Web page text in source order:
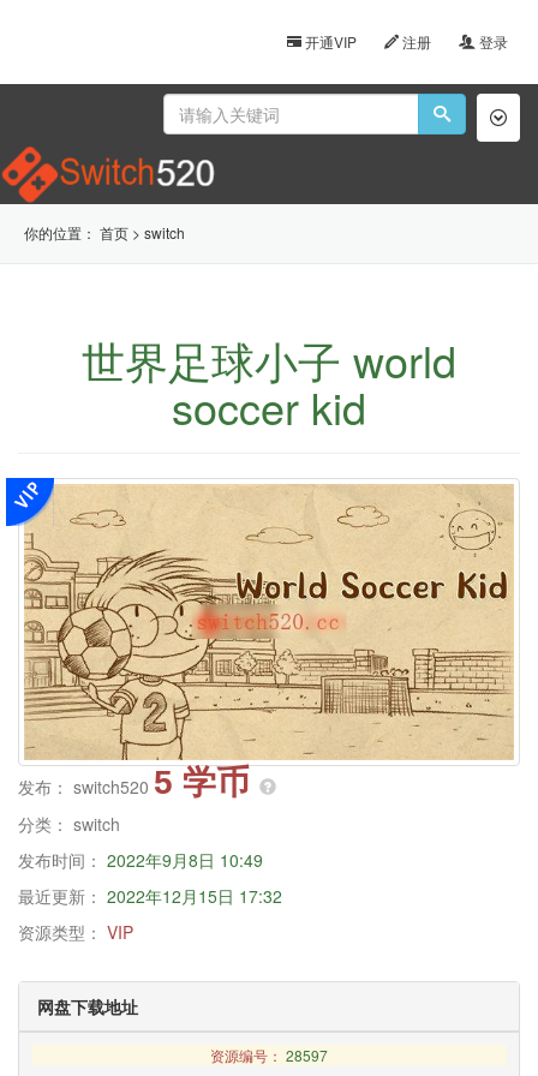
开通VIP 注册 登录
你的位置： 首页 > switch
世界足球小子 world
soccer kid
发布： switch520 5 学币
分类： switch
发布时间： 2022年9月8日 10:49
最近更新： 2022年12月15日 17:32
资源类型： VIP
网盘下载地址
资源编号： 28597